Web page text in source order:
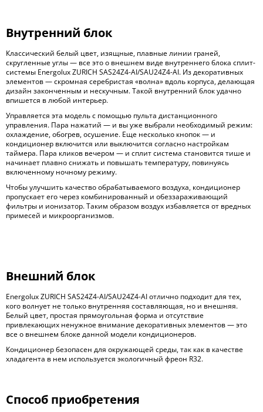
Внутренний блок
Классический белый цвет, изящные, плавные линии граней,
скругленные углы — все это о внешнем виде внутреннего блока сплит-
системы Energolux ZURICH SAS24Z4-AI/SAU24Z4-AI. Из декоративных
элементов — скромная серебристая «волна» вдоль корпуса, делающая
дизайн законченным и нескучным. Такой внутренний блок удачно
впишется в любой интерьер.
Управляется эта модель с помощью пульта дистанционного
управления. Пара нажатий — и вы уже выбрали необходимый режим:
охлаждение, обогрев, осушение. Еще несколько кнопок — и
кондиционер включится или выключится согласно настройкам
таймера. Пара кликов вечером — и сплит система становится тише и
начинает плавно снижать и повышать температуру, повинуясь
включенному ночному режиму.
Чтобы улучшить качество обрабатываемого воздуха, кондиционер
пропускает его через комбинированный и обеззараживающий
фильтры и ионизатор. Таким образом воздух избавляется от вредных
примесей и микроорганизмов.
Внешний блок
Energolux ZURICH SAS24Z4-AI/SAU24Z4-AI отлично подходит для тех,
кого волнует не только внутренняя составляющая, но и внешняя.
Белый цвет, простая прямоугольная форма и отсутствие
привлекающих ненужное внимание декоративных элементов — это
все о внешнем блоке данной модели кондиционеров.
Кондиционер безопасен для окружающей среды, так как в качестве
хладагента в нем используется экологичный фреон R32.
Способ приобретения